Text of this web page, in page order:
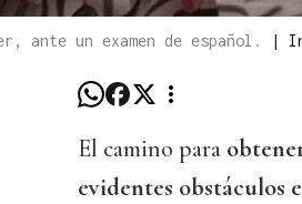
ante un examen de español. |
El camino para
evidentes obstáculos